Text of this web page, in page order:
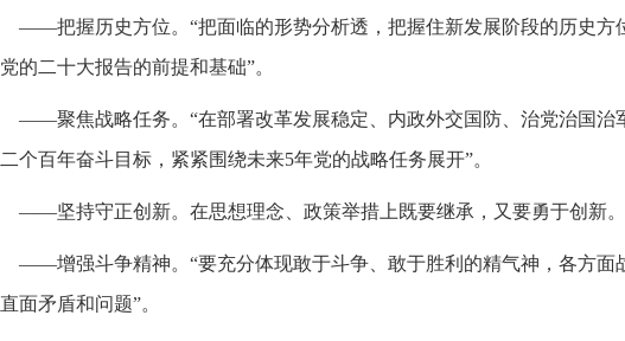
——把握历史方位。“把面临的形势分析透，把握住新发展阶段的历史方
的二十大报告的前提和基础”。
——聚焦战略任务。“在部署改革发展稳定、内政外交国防、治党治国治
个百年奋斗目标，紧紧围绕未来5年党的战略任务展开”。
——坚持守正创新。在思想理念、政策举措上既要继承，又要勇于创新。
——增强斗争精神。“要充分体现敢于斗争、敢于胜利的精气神，各方面
面矛盾和问题”。